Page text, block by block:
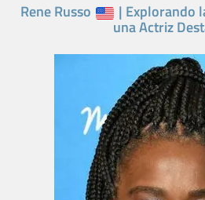
Rene Russo | Explorando
una Actriz